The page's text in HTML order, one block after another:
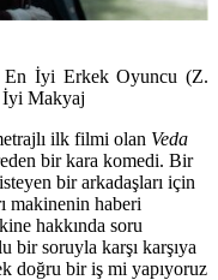
En İyi Erkek Oyuncu (Z.
İyi Makyaj
ilk filmi olan Veda
bir kara komedi. Bir
bir arkadaşları için
makinenin haberi
hakkında soru
bir soruyla karşı karşıya
doğru bir iş mi yapıyoruz